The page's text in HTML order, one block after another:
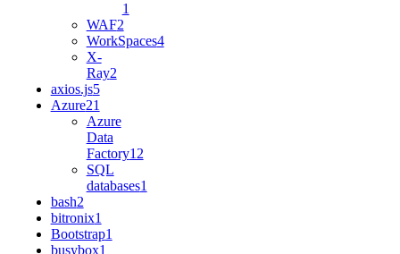
1
WAF2
WorkSpaces4
X-
Ray2
axios.js5
Azure21
Azure
Data
Factory12
SQL
databases1
bash2
bitronix1
Bootstrap1
busybox1